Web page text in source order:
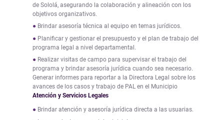
de Sololá, asegurando la colaboración y alineación con los
objetivos organizativos.
Brindar asesoría técnica al equipo en temas jurídicos.
Planificar y gestionar el presupuesto y el plan de trabajo del
programa legal a nivel departamental.
Realizar visitas de campo para supervisar el trabajo del
programa y brindar asesoría jurídica cuando sea necesario.
Generar informes para reportar a la Directora Legal sobre los
avances de los casos y trabajo de PAL en el Municipio
Atención y Servicios Legales
Brindar atención y asesoría jurídica directa a las usuarias.